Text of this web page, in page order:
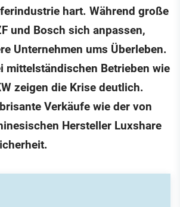
hart. Während große
und Bosch sich anpassen,
Unternehmen ums Überleben.
mittelständischen Betrieben wie
zeigen die Krise deutlich.
Verkäufe wie der von
Hersteller Luxshare